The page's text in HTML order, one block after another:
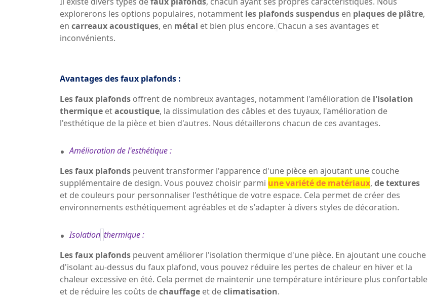
explorerons les options populaires, notamment les plafonds suspendus en plaques de plâtre,
en carreaux acoustiques, en métal et bien plus encore. Chacun a ses avantages et
inconvénients.
Avantages des faux plafonds :
Les faux plafonds offrent de nombreux avantages, notamment l'amélioration de l'isolation
thermique etacoustique, la dissimulation des câbles et des tuyaux, l'amélioration de
l'esthétique de la pièce et bien d'autres. Nous détaillerons chacun de ces avantages.
.Amélioration de l'esthétique :
Les faux plafonds peuvent transformer l'apparence d'une pièce en ajoutant une couche
supplémentaire de design. Vous pouvez choisir parmi une variété de matériaux, de textures
et de couleurs pour personnaliser l'esthétique de votre espace. Cela permet de créer des
environnements esthétiquement agréables et de s'adapter à divers styles de décoration.
.Isolation thermique :
Les faux plafonds peuvent améliorer l'isolation thermique d'une pièce. En ajoutant une couche
d'isolant au-dessus du faux plafond, vous pouvez réduire les pertes de chaleur en hiver et la
chaleur excessive en été. Cela permet de maintenir une température intérieure plus confortable
et de réduire les coûts dechauffage et declimatisation.